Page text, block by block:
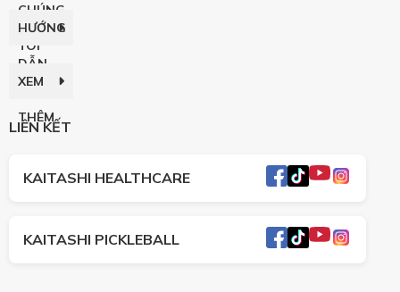
CHÚNG
TÔI
HƯỚNG
DẪN
XEM
THÊM
LIÊN KẾT
KAITASHI HEALTHCARE
KAITASHI PICKLEBALL